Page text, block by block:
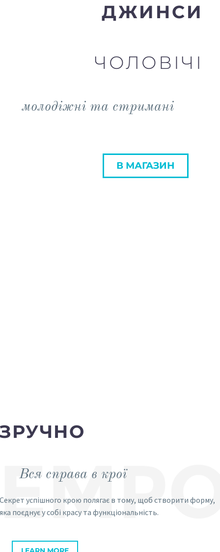
ДЖИНСИ
ЧОЛОВІЧІ
молодіжні та стримані
В МАГАЗИН
ЗРУЧНО
Вся справа в крої
Секрет успішного крою полягає в тому, щоб створити форму,
яка поєднує у собі красу та функціональність.